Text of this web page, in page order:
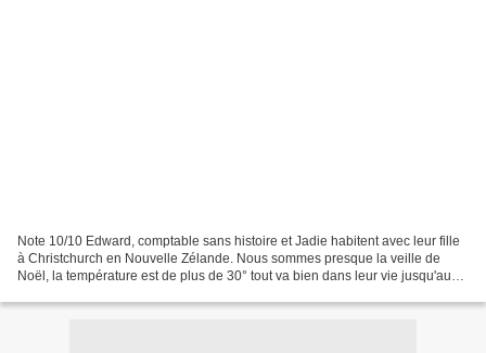
Note 10/10 Edward, comptable sans histoire et Jadie habitent avec leur fille
à Christchurch en Nouvelle Zélande. Nous sommes presque la veille de
Noël, la température est de plus de 30° tout va bien dans leur vie jusqu'au